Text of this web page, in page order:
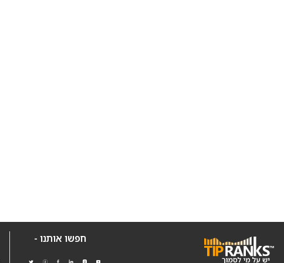
חפשו אותנו -